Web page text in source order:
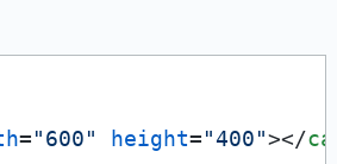
="600" height="400"></